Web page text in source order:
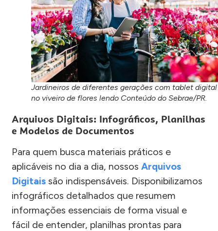
Jardineiros de diferentes gerações com tablet digital
no viveiro de flores lendo Conteúdo do Sebrae/PR.
Arquivos Digitais: Infográficos, Planilhas
e Modelos de Documentos
Para quem busca materiais práticos e
aplicáveis no dia a dia, nossos Arquivos
Digitais são indispensáveis. Disponibilizamos
infográficos detalhados que resumem
informações essenciais de forma visual e
fácil de entender, planilhas prontas para